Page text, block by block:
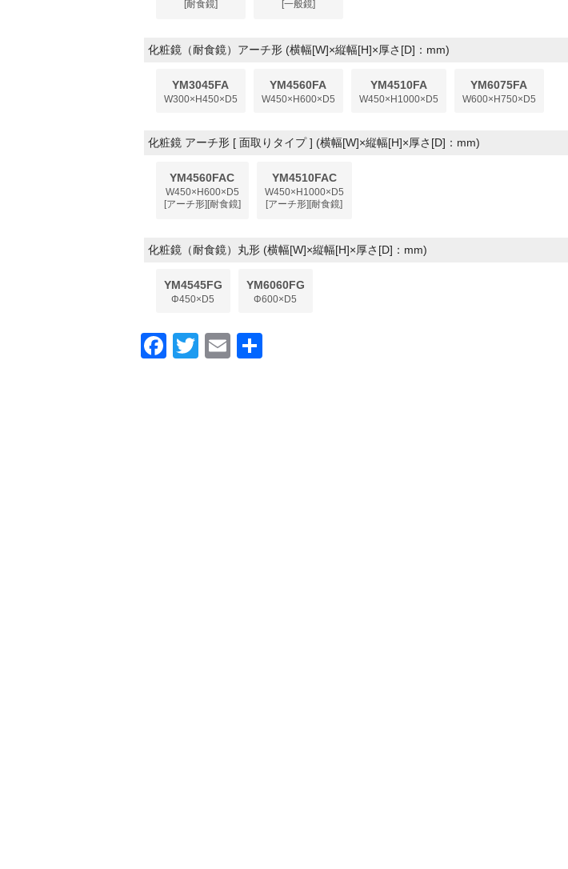
[耐食鏡]
[一般鏡]
化粧鏡（耐食鏡）アーチ形 (横幅[W]×縦幅[H]×厚さ[D]：mm)
YM3045FA
W300×H450×D5
YM4560FA
W450×H600×D5
YM4510FA
W450×H1000×D5
YM6075FA
W600×H750×D5
化粧鏡 アーチ形 [ 面取りタイプ ] (横幅[W]×縦幅[H]×厚さ[D]：mm)
YM4560FAC
W450×H600×D5
[アーチ形][耐食鏡]
YM4510FAC
W450×H1000×D5
[アーチ形][耐食鏡]
化粧鏡（耐食鏡）丸形 (横幅[W]×縦幅[H]×厚さ[D]：mm)
YM4545FG
Φ450×D5
YM6060FG
Φ600×D5
F
T
E